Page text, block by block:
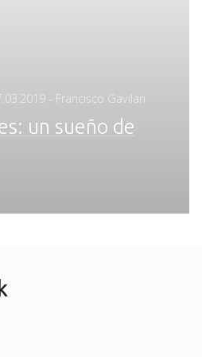
- Francisco Gavilan
un sueño de